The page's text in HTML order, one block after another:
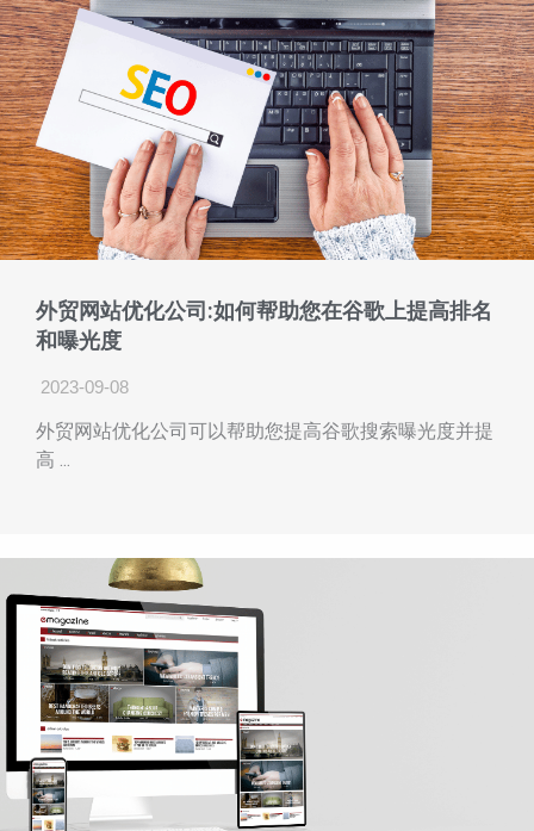
外贸网站优化公司:如何帮助您在谷歌上提高排名
和曝光度
2023-09-08
外贸网站优化公司可以帮助您提高谷歌搜索曝光度并提
高 ...